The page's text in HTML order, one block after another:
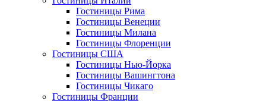
Гостиницы Рима
Гостиницы Венеции
Гостиницы Милана
Гостиницы Флоренции
Гостиницы США
Гостиницы Нью-Йорка
Гостиницы Вашингтона
Гостиницы Чикаго
Гостиницы Франции